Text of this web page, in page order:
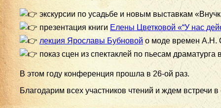
экскурсии по усадьбе и новым выставкам
презентация книги Елены Цветковой «“У нас
лекция Ярославы Бубновой о моде времен А.Н.
показ сцен из спектаклей по пьесам
В этом году конференция прошла в 26-ой раз.
Благодарим всех участников чтений и ждем встречи